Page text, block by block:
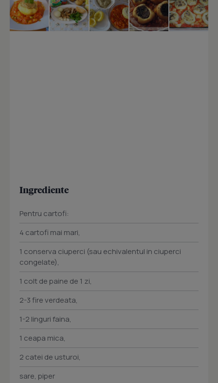
Ingrediente
Pentru cartofi:
4 cartofi mai mari,
1 conserva ciuperci (sau echivalentul in ciuperci
congelate),
1 colt de paine de 1 zi,
2-3 fire verdeata,
1-2 linguri faina,
1 ceapa mica,
2 catei de usturoi,
sare, piper